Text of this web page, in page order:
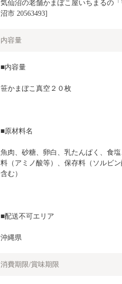
気仙沼の老舗かまぼこ屋いちまるの
沼市 20563493]
内容量
■内容量
笹かまぼこ真空２０枚
■原材料名
魚肉、砂糖、卵白、乳たんぱく、食
料（アミノ酸等）、保存料（ソルビ
含む）
■配送不可エリア
沖縄県
消費期限/賞味期限